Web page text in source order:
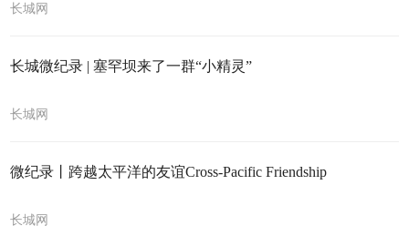
长城网
长城微纪录 | 塞罕坝来了一群“小精灵”
长城网
微纪录丨跨越太平洋的友谊Cross-Pacific Friendship
长城网